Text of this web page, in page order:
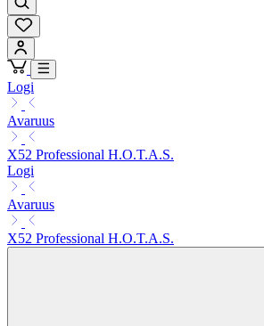
Logi
Avaruus
X52 Professional H.O.T.A.S.
Logi
Avaruus
X52 Professional H.O.T.A.S.